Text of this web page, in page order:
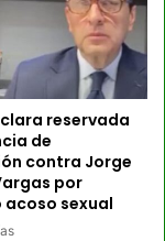
reservada
de
contra Jorge
por
sexual